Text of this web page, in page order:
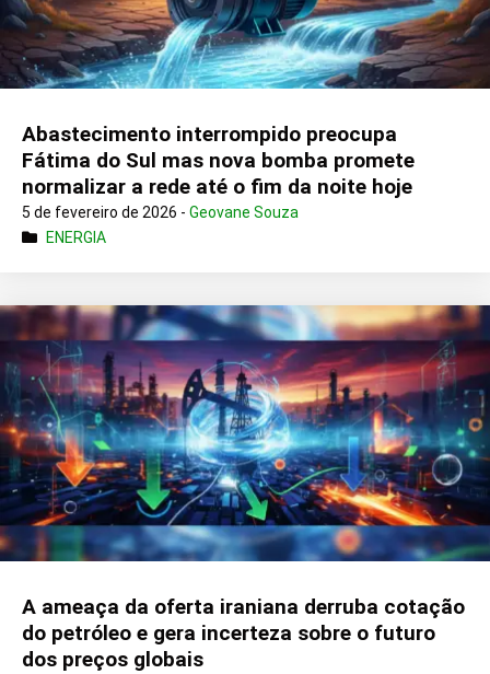
Abastecimento interrompido preocupa
Fátima do Sul mas nova bomba promete
normalizar a rede até o fim da noite hoje
5 de fevereiro de 2026 - Geovane Souza
ENERGIA
A ameaça da oferta iraniana derruba cotação
do petróleo e gera incerteza sobre o futuro
dos preços globais